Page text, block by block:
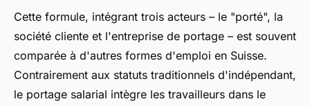
Cette formule, intégrant trois acteurs – le "porté", la
société cliente et l'entreprise de portage – est souvent
comparée à d'autres formes d'emploi en Suisse.
Contrairement aux statuts traditionnels d'indépendant,
le portage salarial intègre les travailleurs dans le